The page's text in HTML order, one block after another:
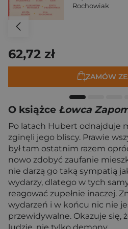
Rochowiak
62,72 zł
ZAMÓW
O książce Łowca
Po latach Hubert odnajduje
zginęli jego bliscy. Prawie
był tam ostatnim razem
nowo zdobyć zaufanie
nie darzą go taką sympatią
wydarzy, dlatego w tych
reagować zupełnie inaczej.
wydarzeń i w końcu nic nie
przewidywalne. Okazuje się,